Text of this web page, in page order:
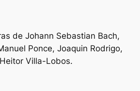
de Johann Sebastian Bach,
Ponce, Joaquin Rodrigo,
Villa-Lobos.